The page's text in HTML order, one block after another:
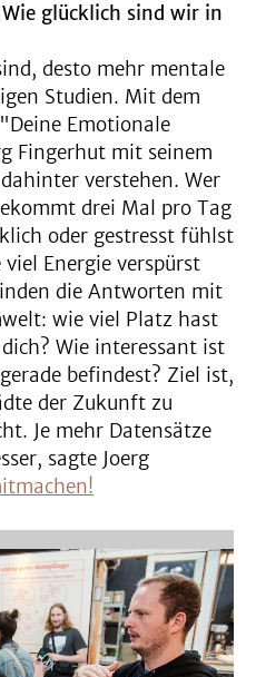
glücklich sind wir in
desto mehr mentale
Studien. Mit dem
Emotionale
Fingerhut mit seinem
verstehen. Wer
drei Mal pro Tag
oder gestresst fühlst
Energie verspürst
die Antworten mit
wie viel Platz hast
Wie interessant ist
befindest? Ziel ist,
der Zukunft zu
Je mehr Datensätze
sagte Joerg